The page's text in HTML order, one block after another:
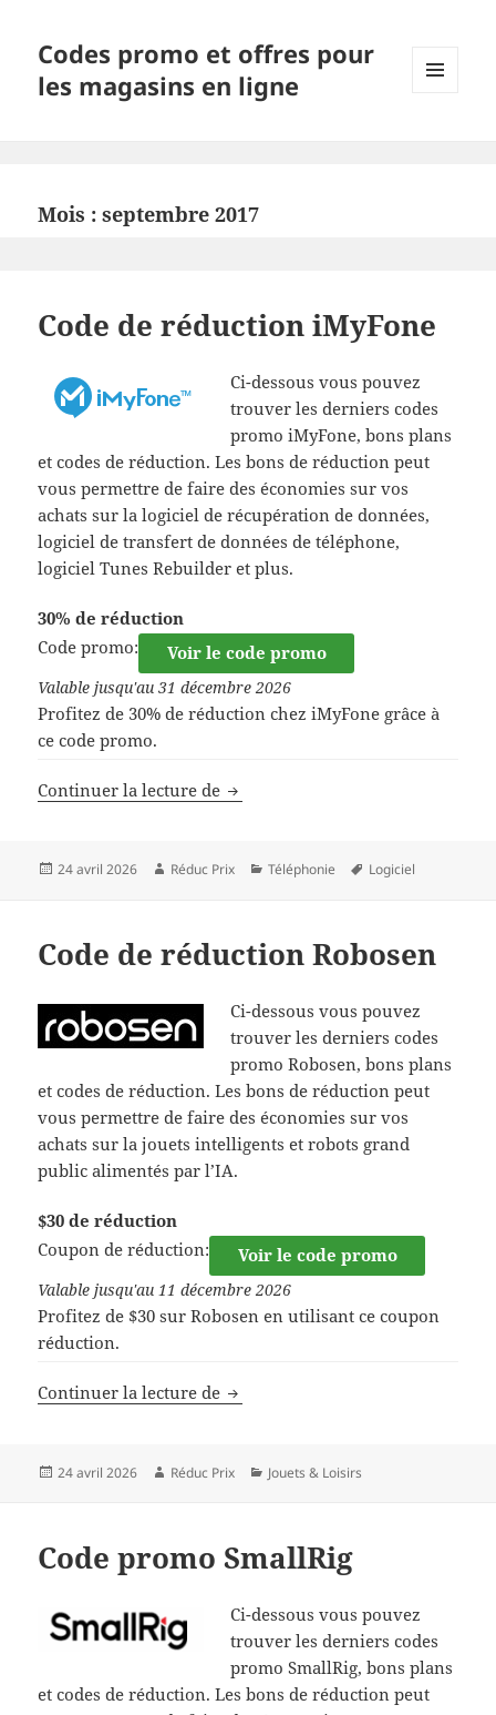
Codes promo et offres pour
les magasins en ligne
Mois :septembre 2017
Code de réduction iMyFone
Ci-dessous vous pouvez
trouver les derniers codes
promo iMyFone, bons plans
et codes de réduction. Les bons de réduction peut
vous permettre de faire des économies sur vos
achats sur la logiciel de récupération de données,
logiciel de transfert de données de téléphone,
logiciel Tunes Rebuilder et plus.
30% de réduction
Code promo:
Voir le code promo
Valable jusqu'au 31 décembre 2026
Profitez de 30% de réduction chez iMyFone grâce à
ce code promo.
Continuer la lecture de Code de réduction iMyFone
Publié
24 avril 2026 Auteur
Réduc Prix Catégories
Téléphonie
Mots-
Logiciel
Code de réduction Robosen
Ci-dessous vous pouvez
trouver les derniers codes
promo Robosen, bons plans
et codes de réduction. Les bons de réduction peut
vous permettre de faire des économies sur vos
achats sur la jouets intelligents et robots grand
public alimentés par l’IA.
$30 de réduction
Coupon de réduction:
Voir le code promo
Valable jusqu'au 11 décembre 2026
Profitez de $30 sur Robosen en utilisant ce coupon
réduction.
Continuer la lecture de Code de réduction Robosen
Publié
24 avril 2026 Auteur
Réduc Prix Catégories
Jouets & Loisirs
Code promo SmallRig
Ci-dessous vous pouvez
trouver les derniers codes
promo SmallRig, bons plans
et codes de réduction. Les bons de réduction peut